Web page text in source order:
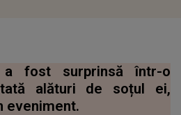
a fost surprinsă într-o
alături de soțul ei,
eveniment.